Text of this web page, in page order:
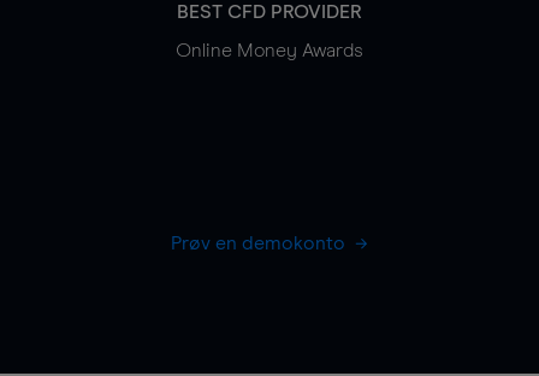
BEST CFD PROVIDER
Online Money Awards
Prøv en demokonto